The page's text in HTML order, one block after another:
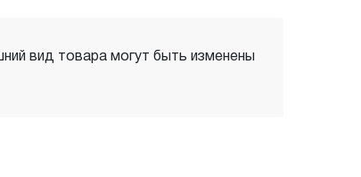
вид товара могут быть изменены